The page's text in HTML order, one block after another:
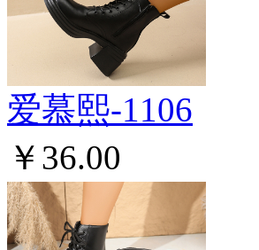
爱慕熙-1106
￥36.00